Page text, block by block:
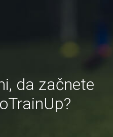
da začnete